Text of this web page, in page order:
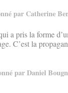
par Catherine
a pris la forme
C’est la
par Daniel